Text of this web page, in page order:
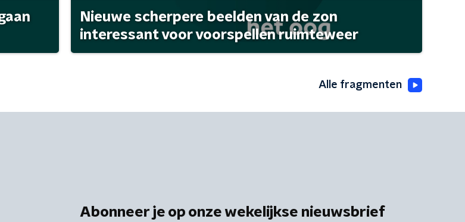
Nieuwe scherpere beelden van de zon
interessant voor voorspellen ruimteweer
Alle fragmenten
Abonneer je op onze wekelijkse nieuwsbrief